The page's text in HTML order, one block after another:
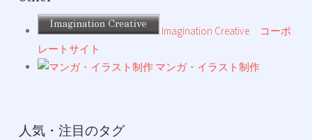
Imagination Creative コーポ
レートサイト
マンガ・イラスト制作
人気・注目のタグ